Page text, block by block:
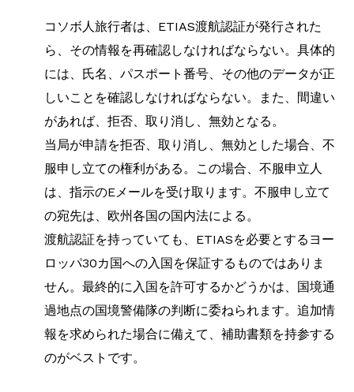
コソボ人旅行者は、ETIAS渡航認証が発行された
ら、その情報を再確認しなければならない。具体的
には、氏名、パスポート番号、その他のデータが正
しいことを確認しなければならない。また、間違い
があれば、拒否、取り消し、無効となる。
当局が申請を拒否、取り消し、無効とした場合、不
服申し立ての権利がある。この場合、不服申立人
は、指示のEメールを受け取ります。不服申し立て
の宛先は、欧州各国の国内法による。
渡航認証を持っていても、ETIASを必要とするヨー
ロッパ30カ国への入国を保証するものではありま
せん。最終的に入国を許可するかどうかは、国境通
過地点の国境警備隊の判断に委ねられます。追加情
報を求められた場合に備えて、補助書類を持参する
のがベストです。